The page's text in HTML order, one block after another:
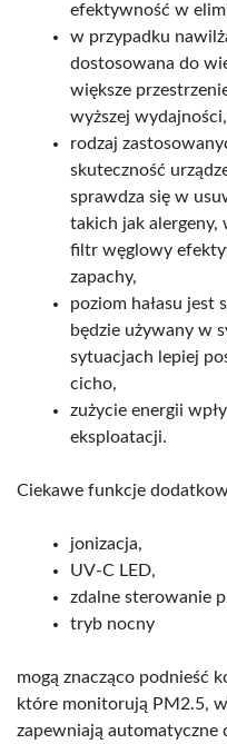
efektywność w
w przypadku
dostosowana do
większe
wyższej
rodzaj
skuteczność
sprawdza się w
takich jak alergeny,
filtr węglowy
zapachy,
poziom hałasu jest
będzie używany w
sytuacjach lepiej
cicho,
zużycie energii
eksploatacji.
Ciekawe funkcje
jonizacja,
UV-C LED,
zdalne sterowanie
tryb nocny
mogą znacząco podnieść
które monitorują PM2.5,
zapewniają automatyczne